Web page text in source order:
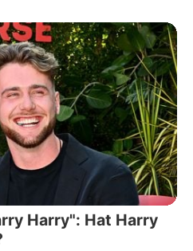
Harry": Hat Harry